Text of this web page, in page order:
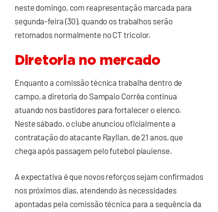
neste domingo, com reapresentação marcada para
segunda-feira (30), quando os trabalhos serão
retomados normalmente no CT tricolor.
Diretoria no mercado
Enquanto a comissão técnica trabalha dentro de
campo, a diretoria do Sampaio Corrêa continua
atuando nos bastidores para fortalecer o elenco.
Neste sábado, o clube anunciou oficialmente a
contratação do atacante Rayllan, de 21 anos, que
chega após passagem pelo futebol piauiense.
A expectativa é que novos reforços sejam confirmados
nos próximos dias, atendendo às necessidades
apontadas pela comissão técnica para a sequência da